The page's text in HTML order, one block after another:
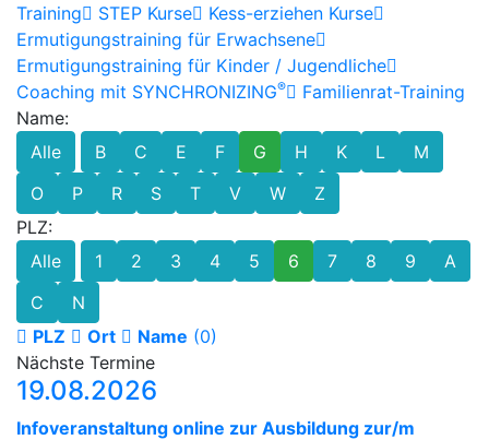
Training
STEP Kurse
Kess-erziehen Kurse
Ermutigungstraining für Erwachsene
Ermutigungstraining für Kinder / Jugendliche
Coaching mit SYNCHRONIZING®
Familienrat-Training
Name:
Alle
B C E F G H K L
M
O
P R S T V W
Z
PLZ:
Alle
1 2 3 4 5 6 7 8 9
A
C
N
PLZ
Ort Name (0)
Nächste Termine
19.08.2026
Infoveranstaltung online zur Ausbildung zur/m